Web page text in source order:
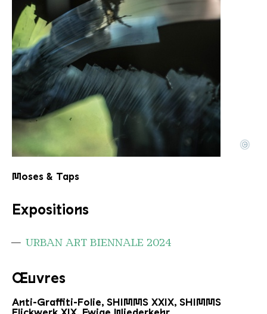
M MosesTaps
Copyright: Moses & Taps
©
Moses & Taps
Expositions
URBAN ART BIENNALE 2024
Œuvres
Anti-Graffiti-Folie, SHIMMS XXIX, SHIMMS